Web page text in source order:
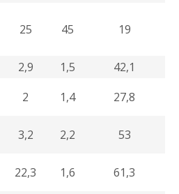
25 45 19
2,9 1,5
42,1
2 1,4
27,8
3,2 2,2
53
22,3 1,6
61,3